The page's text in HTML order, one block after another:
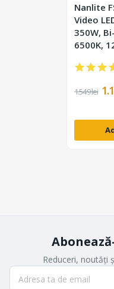
Nanlite
Video
350W,
6500K,
1.549 lei
Reduceri, noutăți